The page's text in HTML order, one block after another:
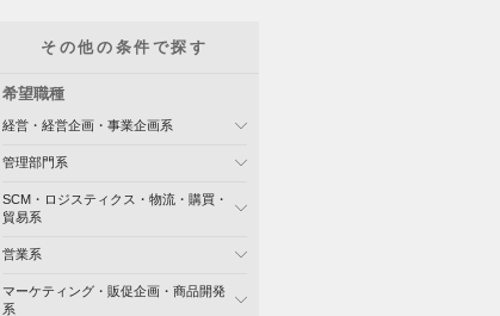
その他の条件で探す
希望職種
経営・経営企画・事業企画系
管理部門系
SCM・ロジスティクス・物流・購買・
貿易系
営業系
マーケティング・販促企画・商品開発
系